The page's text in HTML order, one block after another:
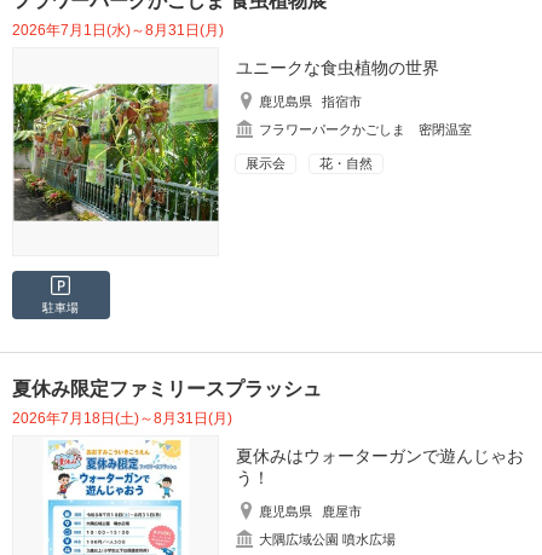
2026年7月1日(水)～8月31日(月)
ユニークな食虫植物の世界
鹿児島県
指宿市
フラワーパークかごしま 密閉温室
展示会 花・自然
駐車場
夏休み限定ファミリースプラッシュ
2026年7月18日(土)～8月31日(月)
夏休みはウォーターガンで遊んじゃお
う！
鹿児島県
鹿屋市
大隅広域公園 噴水広場